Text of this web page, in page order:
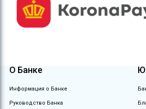
О Банке
Информация о Банке
Руководство Банка